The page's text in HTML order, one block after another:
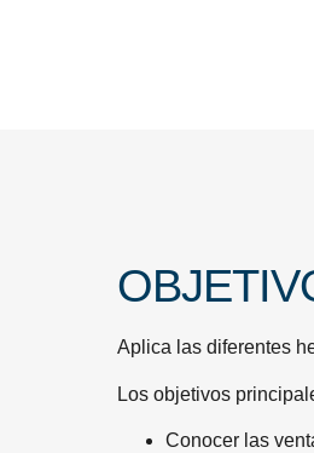
Aplica las diferentes
Los objetivos
Conocer las